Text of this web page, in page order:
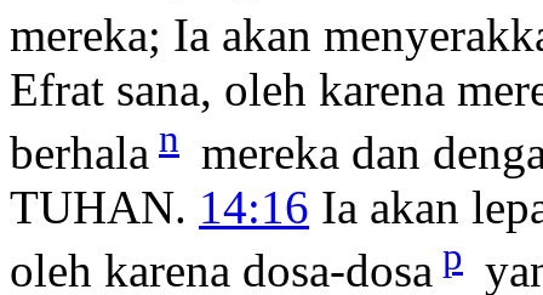
mereka; Ia akan
Efrat sana, oleh karena
berhala n mereka dan
TUHAN. 14:16 Ia akan
oleh karena dosa-dosa p